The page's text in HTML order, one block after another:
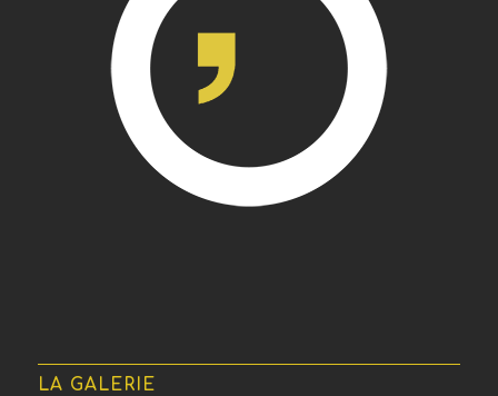
LA GALERIE